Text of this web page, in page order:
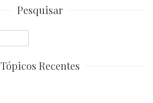
Pesquisar
Tópicos Recentes